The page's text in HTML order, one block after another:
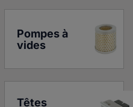
Pompes à
vides
Têtes